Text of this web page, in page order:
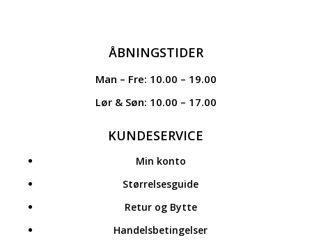
ÅBNINGSTIDER
Man – Fre: 10.00 – 19.00
Lør & Søn: 10.00 – 17.00
KUNDESERVICE
Min konto
Størrelsesguide
Retur og Bytte
Handelsbetingelser